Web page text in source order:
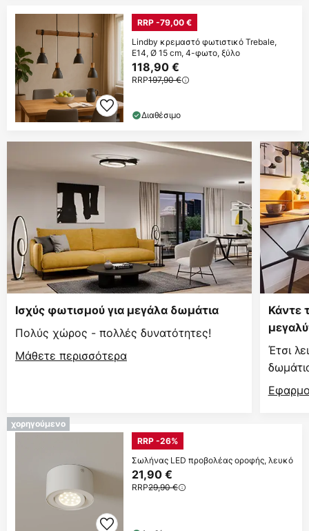
RRP -79,00 €
Lindby κρεμαστό φωτιστικό Trebale,
E14, Ø 15 cm, 4-φωτο, ξύλο
118,90 €
RRP197,90 €
Διαθέσιμο
Ισχύς φωτισμού για μεγάλα δωμάτια
Πολύς χώρος - πολλές δυνατότητες!
Μάθετε περισσότερα
Κάντε
Έτσι
χορηγούμενο
RRP -26%
Σωλήνας LED προβολέας οροφής, λευκό
21,90 €
RRP29,90 €